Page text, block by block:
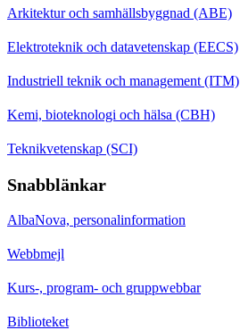
Arkitektur och samhällsbyggnad (ABE)
Elektroteknik och datavetenskap (EECS)
Industriell teknik och management (ITM)
Kemi, bioteknologi och hälsa (CBH)
Teknikvetenskap (SCI)
Snabblänkar
AlbaNova, personalinformation
Webbmejl
Kurs-, program- och gruppwebbar
Biblioteket